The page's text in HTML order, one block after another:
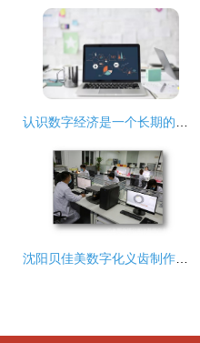
认识数字经济是一个长期的过程
沈阳贝佳美数字化义齿制作中心 赋能数字内容制作服务，引领口腔修复新未来